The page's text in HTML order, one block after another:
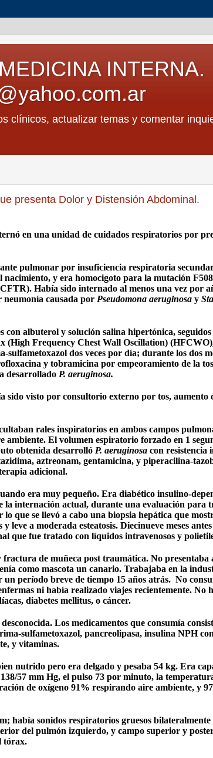
INTERNA.
clínicos, actualizar temas y comentar
presenta Dolor y Distensión Abdominal.
en una unidad de cuidados respiratorios por
pulmonar por insuficiencia respiratoria
y era homocigoto para la mutación
Había sido internado al menos una vez por
neumonía causada por Pseudomona aeruginosa y
albuterol y solución salina hipertónica, seguidos
(High Frequency Chest Wall Oscillation)
dos veces por día; durante los dos
y tobramicina por empeoramiento de la
desarrollado P. aeruginosa.
sido visto por consultorio externo por tos, aumento
rales inspiratorios en ambos campos
ambiente. El volumen espiratorio forzado en 1
obtenida desarrolló P. aeruginosa con resistencia
aztreonam, gentamicina, y piperacilina-
adicional.
era muy pequeño. Era diabético insulino-
la internación actual, durante una evaluación para
lo que se llevó a cabo una biopsia hepática que
a moderada esteatosis. Diecinueve meses
que fue tratado con líquidos intravenosos y
de muñeca post traumática. No presentaba
como mascota un canario. Trabajaba en la
período breve de tiempo 15 años atrás. No
ni había realizado viajes recientemente. No
diabetes mellitus, o cáncer.
Los medicamentos que consumía
sulfametoxazol, pancreolipasa, insulina NPH
y vitaminas.
nutrido pero era delgado y pesaba 54 kg. Era
57 mm Hg, el pulso 73 por minuto, la
de oxígeno 91% respirando aire ambiente, y
había sonidos respiratorios gruesos
del pulmón izquierdo, y campo superior y
tórax.